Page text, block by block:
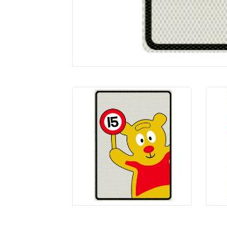
15 km per uur
Traffic Teddy